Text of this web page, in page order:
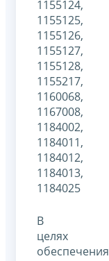
1155124,
1155125,
1155126,
1155127,
1155128,
1155217,
1160068,
1167008,
1184002,
1184011,
1184012,
1184013,
1184025
В
целях
обеспечения